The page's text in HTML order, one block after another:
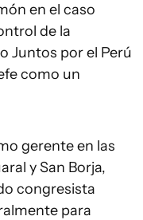
en el caso
de la
Juntos por el Perú
como un
gerente en las
y San Borja,
congresista
para